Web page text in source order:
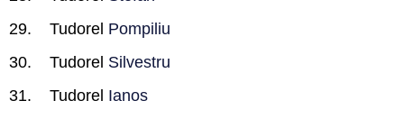
Tudorel Pompiliu
Tudorel Silvestru
Tudorel Ianos